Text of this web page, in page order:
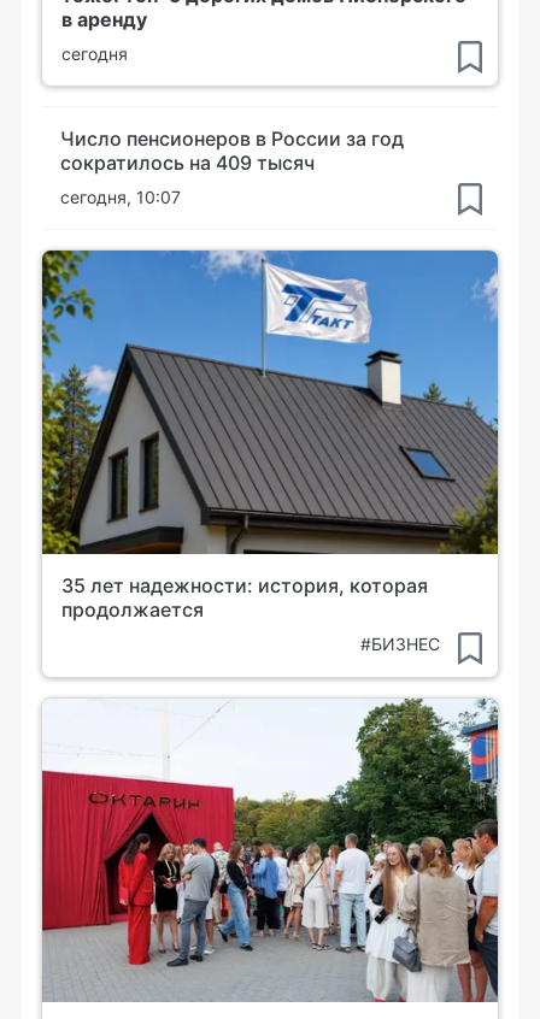
в аренду
сегодня
Число пенсионеров в России за год
сократилось на 409 тысяч
сегодня, 10:07
35 лет надежности: история, которая
продолжается
#БИЗНЕС